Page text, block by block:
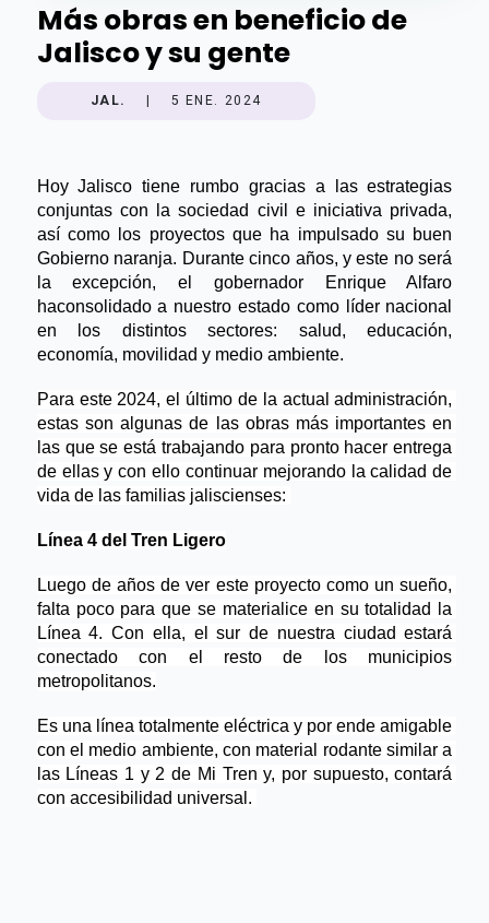
Más obras en beneficio de
Jalisco y su gente
JAL. 5 ENE. 2024
Hoy Jalisco tiene rumbo gracias a las estrategias
conjuntas con la sociedad civil e iniciativa privada,
así como los proyectos que ha impulsado su buen
Gobierno naranja. Durante cinco años, y este no será
haconsolidado a nuestro estado como líder nacional
en los distintos sectores: salud, educación,
economía, movilidad y medio ambiente.
Para este 2024, el último de la actual administración,
estas son algunas de las obras más importantes en
las que se está trabajando para pronto hacer entrega
de ellas y con ello continuar mejorando la calidad de
vida de las familias jaliscienses:
Línea 4 del Tren Ligero
Luego de años de ver este proyecto como un sueño,
falta poco para que se materialice en su totalidad la
Línea 4. Con ella, el sur de nuestra ciudad estará
conectado con el resto de los municipios
metropolitanos.
Es una línea totalmente eléctrica y por ende amigable
con el medio ambiente, con material rodante similar a
las Líneas 1 y 2 de Mi Tren y, por supuesto, contará
con accesibilidad universal.